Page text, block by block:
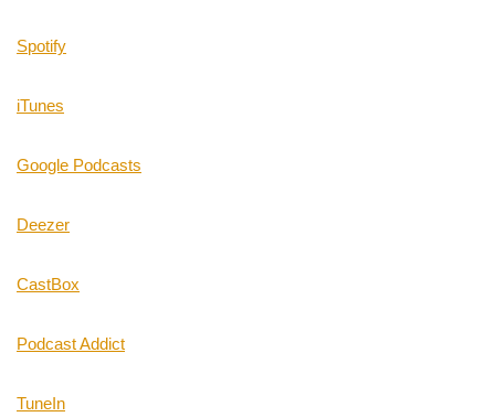
Spotify
iTunes
Google Podcasts
Deezer
CastBox
Podcast Addict
TuneIn